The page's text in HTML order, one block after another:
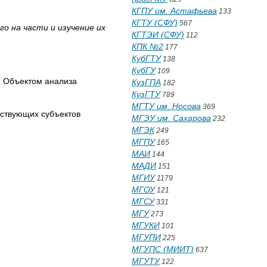
на части и изучение их
Объектом анализа
субъектов
КГПУ им. Астафьева 133
КГТУ (СФУ) 567
КГТЭИ (СФУ) 112
КПК №2 177
КубГТУ138
КубГУ109
КузГПА 182
КузГТУ789
МГТУ им. Носова 369
МГЭУ им. Сахарова 232
МГЭК 249
МГПУ165
МАИ 144
МАДИ 151
МГИУ1179
МГОУ121
МГСУ331
МГУ273
МГУКИ 101
МГУПИ 225
МГУПС (МИИТ) 637
МГУТУ122